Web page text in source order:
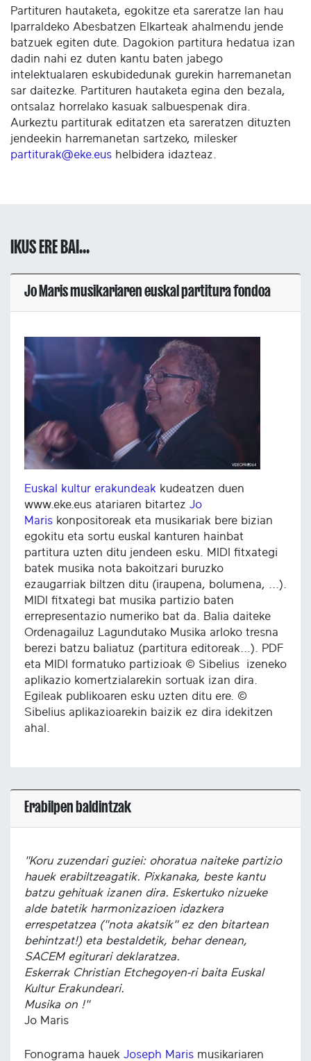
Partituren hautaketa, egokitze eta sareratze lan hau
Iparraldeko Abesbatzen Elkarteak ahalmendu jende
batzuek egiten dute. Dagokion partitura hedatua izan
dadin nahi ez duten kantu baten jabego
intelektualaren eskubidedunak gurekin harremanetan
sar daitezke. Partituren hautaketa egina den bezala,
ontsalaz horrelako kasuak salbuespenak dira.
Aurkeztu partiturak editatzen eta sareratzen dituzten
jendeekin harremanetan sartzeko, milesker
partiturak@eke.eus helbidera idazteaz.
IKUS ERE BAI...
Jo Maris musikariaren euskal partitura fondoa
Euskal kultur erakundeak kudeatzen duen
www.eke.eus atariaren bitartez Jo
Maris konpositoreak eta musikariak bere bizian
egokitu eta sortu euskal kanturen hainbat
partitura uzten ditu jendeen esku. MIDI fitxategi
batek musika nota bakoitzari buruzko
ezaugarriak biltzen ditu (iraupena, bolumena, ...).
MIDI fitxategi bat musika partizio baten
errepresentazio numeriko bat da. Balia daiteke
Ordenagailuz Lagundutako Musika arloko tresna
berezi batzu baliatuz (partitura editoreak...). PDF
eta MIDI formatuko partizioak © Sibelius izeneko
aplikazio komertzialarekin sortuak izan dira.
Egileak publikoaren esku uzten ditu ere. ©
Sibelius aplikazioarekin baizik ez dira idekitzen
ahal.
Erabilpen baldintzak
"Koru zuzendari guziei: ohoratua naiteke partizio
hauek erabiltzeagatik. Pixkanaka, beste kantu
batzu gehituak izanen dira. Eskertuko nizueke
alde batetik harmonizazioen idazkera
errespetatzea ("nota akatsik" ez den bitartean
behintzat!) eta bestaldetik, behar denean,
SACEM egiturari deklaratzea.
Eskerrak Christian Etchegoyen-ri baita Euskal
Kultur Erakundeari.
Musika on !"
Jo Maris
Fonograma hauek Joseph Maris musikariaren